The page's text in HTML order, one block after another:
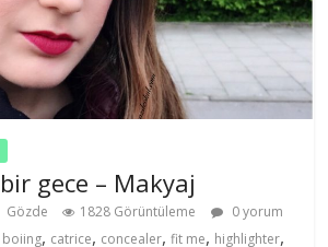
gece – Makyaj
Gözde 1828 Görüntüleme
0 yorum
boiing, catrice, concealer,fit me, highlighter,